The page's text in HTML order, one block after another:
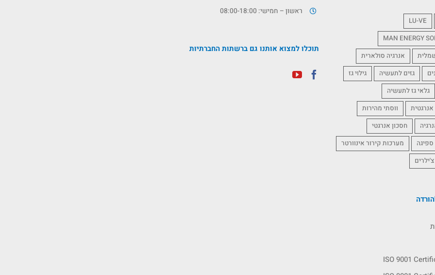
LU-VE
MAN ENERGY
אנרגיה סולארית
גזים לתעשיה
גילוי גז
גלאי גז לתעשיה
ווסתי מהירות
חסכון אנרגטי
ספיגה
מערכות קירור אינוורטר
צ'ילרים
ISO 9001
ראשון – חמישי: 08:00-18:00
תוכלו למצוא אותנו גם ברשתות החברתיות